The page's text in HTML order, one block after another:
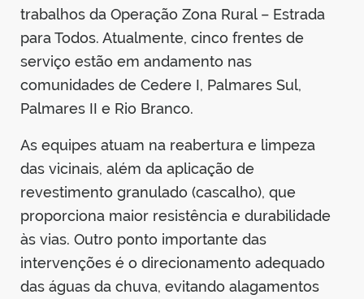
trabalhos da Operação Zona Rural – Estrada
para Todos. Atualmente, cinco frentes de
serviço estão em andamento nas
comunidades de Cedere I, Palmares Sul,
Palmares II e Rio Branco.
As equipes atuam na reabertura e limpeza
das vicinais, além da aplicação de
revestimento granulado (cascalho), que
proporciona maior resistência e durabilidade
às vias. Outro ponto importante das
intervenções é o direcionamento adequado
das águas da chuva, evitando alagamentos